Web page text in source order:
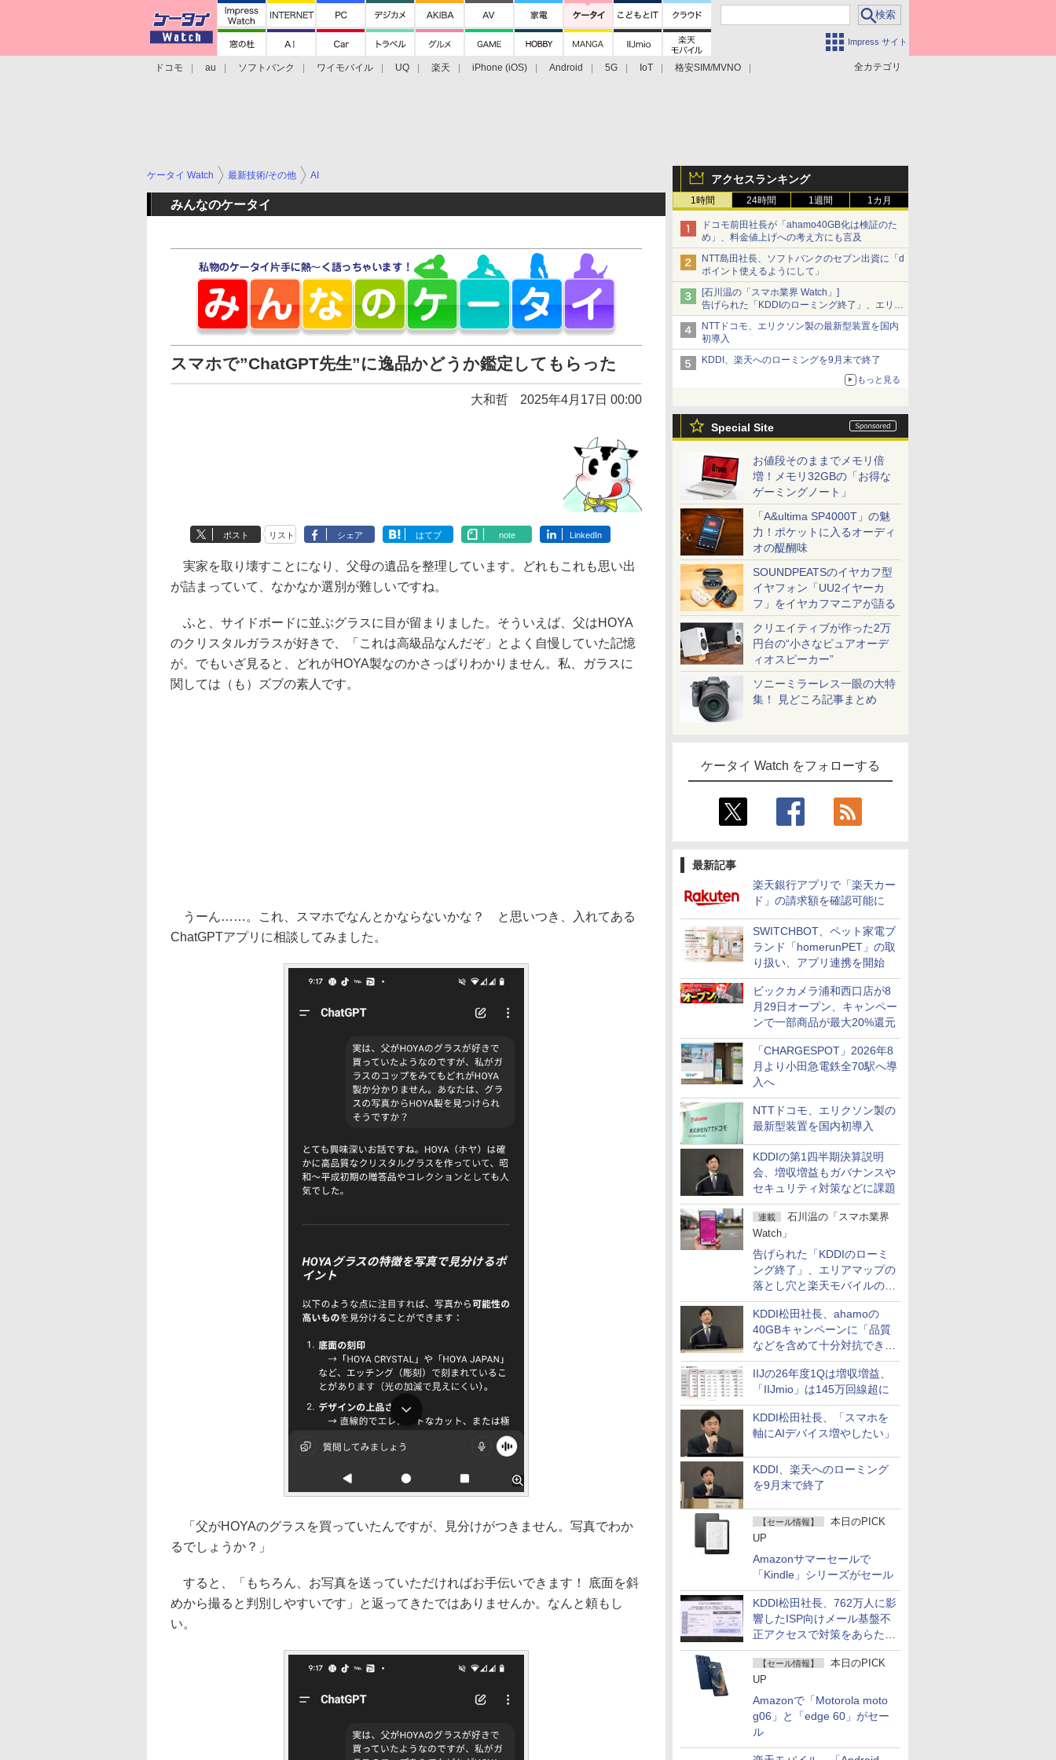
Impress サイト
全カテゴリ
ドコモ au ソフトバンク ワイモバイル UQ 楽天 iPhone (iOS) Android 5G IoT
格安SIM/MVNO
アクセスランキング
1時間 24時間 1週間 1カ月
ドコモ前田社長が「ahamo40GB化は検証のた
め」、料金値上げへの考え方にも言及
NTT島田社長、ソフトバンクのセブン出資に「d
ポイント使えるようにして」
[石川温の「スマホ業界 Watch」]
告げられた「KDDIのローミング終了」、エリア
マップの落とし穴と楽天モバイルの課題
NTTドコモ、エリクソン製の最新型装置を国内
初導入
KDDI、楽天へのローミングを9月末で終了
もっと見る
Special Site
お値段そのままでメモリ倍
増！メモリ32GBの「お得な
ゲーミングノート」
「A&ultima SP4000T」の魅
力！ポケットに入るオーディ
オの醍醐味
SOUNDPEATSのイヤカフ型
イヤフォン「UU2イヤーカ
フ」をイヤカフマニアが語る
クリエイティブが作った2万
円台の“小さなピュアオーデ
ィオスピーカー”
ソニーミラーレス一眼の大特
集！ 見どころ記事まとめ
ケータイ Watch をフォローする
最新記事
楽天銀行アプリで「楽天カー
ド」の請求額を確認可能に
SWITCHBOT、ペット家電ブ
ランド「homerunPET」の取
り扱い、アプリ連携を開始
ビックカメラ浦和西口店が8
月29日オープン、キャンペー
ンで一部商品が最大20%還元
「CHARGESPOT」2026年8
月より小田急電鉄全70駅へ導
入へ
NTTドコモ、エリクソン製の
最新型装置を国内初導入
KDDIの第1四半期決算説明
会、増収増益もガバナンスや
セキュリティ対策などに課題
連載
石川温の「スマホ業界
Watch」
告げられた「KDDIのローミ
ング終了」、エリアマップの
落とし穴と楽天モバイルの課
題
KDDI松田社長、ahamoの
40GBキャンペーンに「品質
などを含めて十分対抗でき
る」
IIJの26年度1Qは増収増益、
「IIJmio」は145万回線超に
KDDI松田社長、「スマホを
軸にAIデバイス増やしたい」
KDDI、楽天へのローミング
を9月末で終了
【セール情報】
本日のPICK
UP
Amazonサマーセールで
「Kindle」シリーズがセール
KDDI松田社長、762万人に影
響したISP向けメール基盤不
正アクセスで対策をあらため
て説明
【セール情報】
本日のPICK
UP
Amazonで「Motorola moto
g06」と「edge 60」がセー
ル
ケータイ Watch 最新技術/その他 AI
みんなのケータイ
スマホで”ChatGPT先生”に逸品かどうか鑑定してもらった
大和哲 2025年4月17日 00:00
ポスト リスト シェア はてブ note LinkedIn
実家を取り壊すことになり、父母の遺品を整理しています。どれもこれも思い出
が詰まっていて、なかなか選別が難しいですね。
ふと、サイドボードに並ぶグラスに目が留まりました。そういえば、父はHOYA
のクリスタルガラスが好きで、「これは高級品なんだぞ」とよく自慢していた記憶
が。でもいざ見ると、どれがHOYA製なのかさっぱりわかりません。私、ガラスに
関しては（も）ズブの素人です。
うーん……。これ、スマホでなんとかならないかな？ と思いつき、入れてある
ChatGPTアプリに相談してみました。
「父がHOYAのグラスを買っていたんですが、見分けがつきません。写真でわか
るでしょうか？」
すると、「もちろん、お写真を送っていただければお手伝いできます！ 底面を斜
めから撮ると判別しやすいです」と返ってきたではありませんか。なんと頼もし
い。